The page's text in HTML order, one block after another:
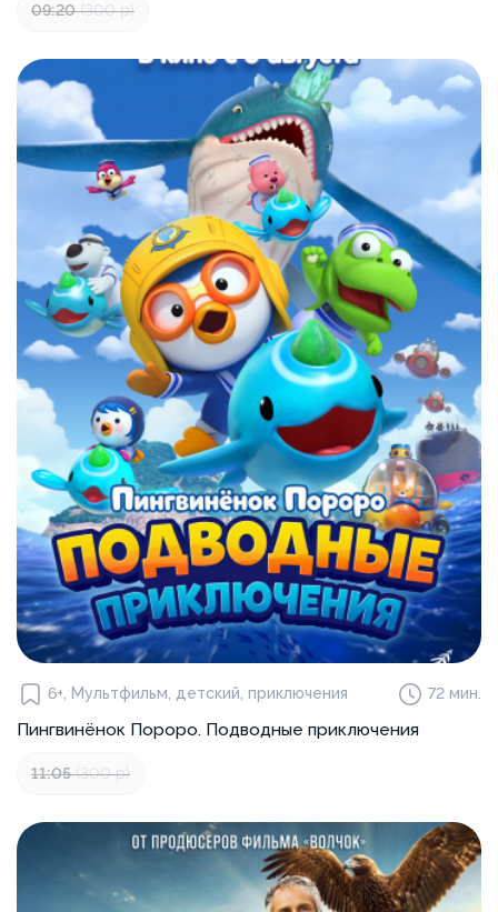
09:20 (300 р)
6+, Мультфильм, детский, приключения 72 мин.
Пингвинёнок Пороро. Подводные приключения
11:05 (300 р)